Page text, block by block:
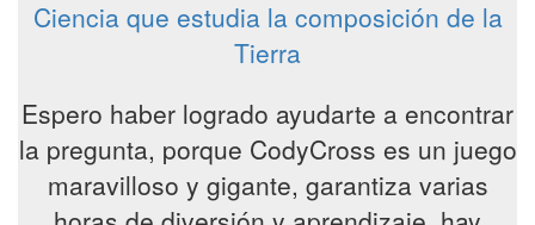
Ciencia que estudia la composición de la
Tierra
Espero haber logrado ayudarte a encontrar
la pregunta, porque CodyCross es un juego
maravilloso y gigante, garantiza varias